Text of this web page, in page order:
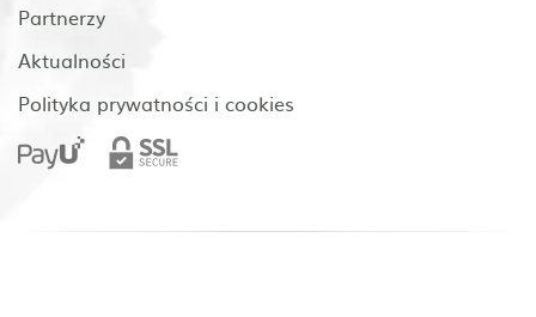
Partnerzy
Aktualności
Polityka prywatności i cookies